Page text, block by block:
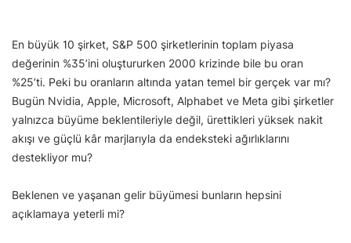
En büyük 10 şirket, S&P 500 şirketlerinin toplam piyasa
değerinin %35’ini oluştururken 2000 krizinde bile bu oran
%25’ti. Peki bu oranların altında yatan temel bir gerçek var mı?
Bugün Nvidia, Apple, Microsoft, Alphabet ve Meta gibi şirketler
yalnızca büyüme beklentileriyle değil, ürettikleri yüksek nakit
akışı ve güçlü kâr marjlarıyla da endeksteki ağırlıklarını
destekliyor mu?
Beklenen ve yaşanan gelir büyümesi bunların hepsini
açıklamaya yeterli mi?